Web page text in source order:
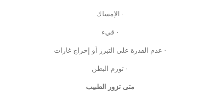
· الإمساك
· قيء
· عدم القدرة على التبرز أو إخراج غازات
· تورم البطن
متى تزور الطبيب